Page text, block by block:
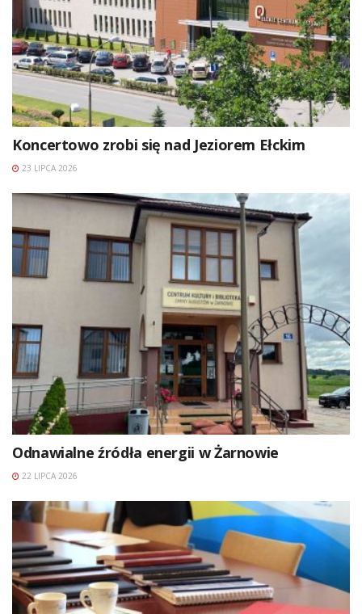
Koncertowo zrobi się nad Jeziorem Ełckim
23 LIPCA 2026
Odnawialne źródła energii w Żarnowie
22 LIPCA 2026